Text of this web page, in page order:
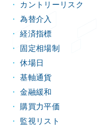
カントリーリスク
為替介入
経済指標
固定相場制
休場日
基軸通貨
金融緩和
購買力平価
監視リスト